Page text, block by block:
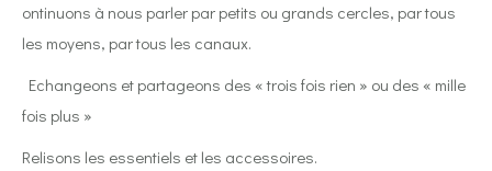
ontinuons à nous parler par petits ou grands cercles, par tous
les moyens, par tous les canaux.
Echangeons et partageons des « trois fois rien » ou des « mille
fois plus »
Relisons les essentiels et les accessoires.